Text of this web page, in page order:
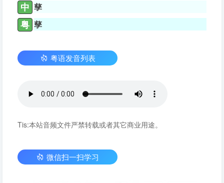
中 孳
粤 孳
粤语发音列表
Tis:本站音频文件严禁转载或者其它商业用途。
微信扫一扫学习